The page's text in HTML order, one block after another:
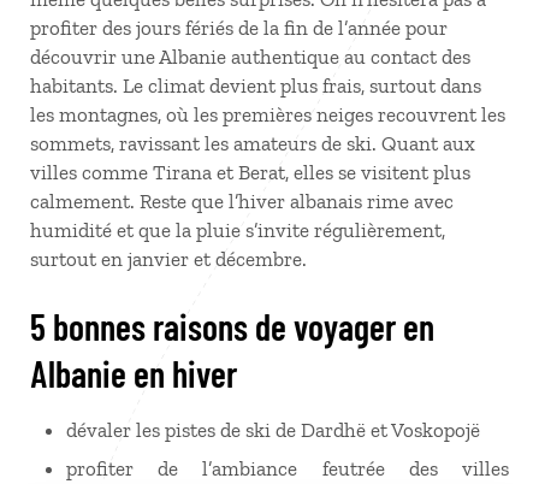
profiter des jours fériés de la fin de l’année pour
découvrir une Albanie authentique au contact des
habitants. Le climat devient plus frais, surtout dans
les montagnes, où les premières neiges recouvrent les
sommets, ravissant les amateurs de ski. Quant aux
villes comme Tirana et Berat, elles se visitent plus
calmement. Reste que l’hiver albanais rime avec
humidité et que la pluie s’invite régulièrement,
surtout en janvier et décembre.
5 bonnes raisons de voyager en
Albanie en hiver
dévaler les pistes de ski de Dardhë et Voskopojë
profiter de l’ambiance feutrée des villes